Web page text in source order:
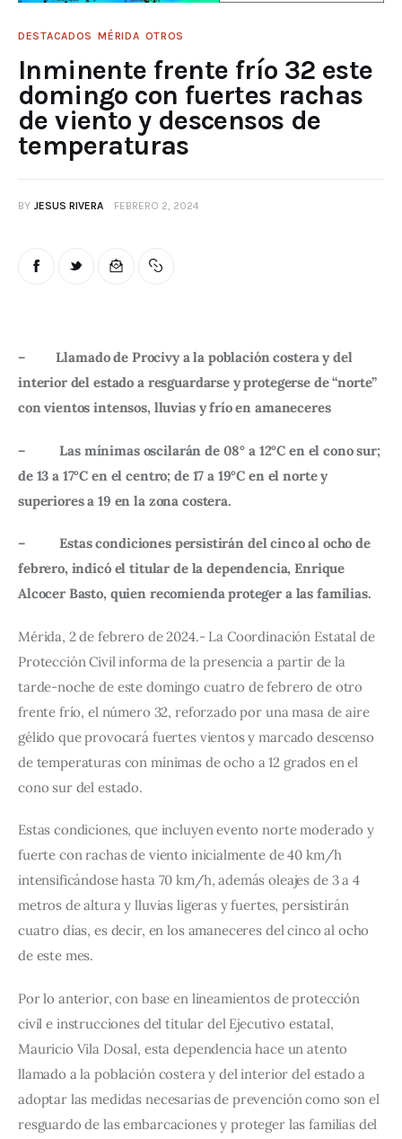
DESTACADOS MÉRIDA OTROS
Inminente frente frío 32 este
domingo con fuertes rachas
de viento y descensos de
temperaturas
BY JESUS RIVERA FEBRERO 2, 2024
–         Llamado de Procivy a la población costera y del
interior del estado a resguardarse y protegerse de “norte”
con vientos intensos, lluvias y frío en amaneceres
–          Las mínimas oscilarán de 08° a 12°C en el cono sur;
de 13 a 17°C en el centro; de 17 a 19°C en el norte y
superiores a 19 en la zona costera.
–          Estas condiciones persistirán del cinco al ocho de
febrero, indicó el titular de la dependencia, Enrique
Alcocer Basto, quien recomienda proteger a las familias.
Mérida, 2 de febrero de 2024.- La Coordinación Estatal de
Protección Civil informa de la presencia a partir de la
tarde-noche de este domingo cuatro de febrero de otro
frente frío, el número 32, reforzado por una masa de aire
gélido que provocará fuertes vientos y marcado descenso
de temperaturas con mínimas de ocho a 12 grados en el
cono sur del estado.
Estas condiciones, que incluyen evento norte moderado y
fuerte con rachas de viento inicialmente de 40 km/h
intensificándose hasta 70 km/h, además oleajes de 3 a 4
metros de altura y lluvias ligeras y fuertes, persistirán
cuatro días, es decir, en los amaneceres del cinco al ocho
de este mes.
Por lo anterior, con base en lineamientos de protección
civil e instrucciones del titular del Ejecutivo estatal,
Mauricio Vila Dosal, esta dependencia hace un atento
llamado a la población costera y del interior del estado a
adoptar las medidas necesarias de prevención como son el
resguardo de las embarcaciones y proteger las familias del